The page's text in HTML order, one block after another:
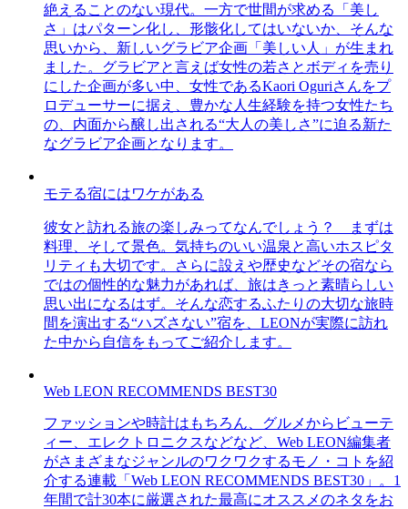
絶えることのない現代。一方で世間が求める「美し
さ」はパターン化し、形骸化してはいないか、そんな
思いから、新しいグラビア企画「美しい人」が生まれ
ました。グラビアと言えば女性の若さとボディを売り
にした企画が多い中、女性であるKaori Oguriさんをプ
ロデューサーに据え、豊かな人生経験を持つ女性たち
の、内面から醸し出される“大人の美しさ”に迫る新た
なグラビア企画となります。
モテる宿にはワケがある
彼女と訪れる旅の楽しみってなんでしょう？ まずは
料理、そして景色。気持ちのいい温泉と高いホスピタ
リティも大切です。さらに設えや歴史などその宿なら
ではの個性的な魅力があれば、旅はきっと素晴らしい
思い出になるはず。そんな恋するふたりの大切な旅時
間を演出する“ハズさない”宿を、LEONが実際に訪れ
た中から自信をもってご紹介します。
Web LEON RECOMMENDS BEST30
ファッションや時計はもちろん、グルメからビューテ
ィー、エレクトロニクスなどなど、Web LEON編集者
がさまざまなジャンルのワクワクするモノ・コトを紹
介する連載「Web LEON RECOMMENDS BEST30」。1
年間で計30本に厳選された最高にオススメのネタをお